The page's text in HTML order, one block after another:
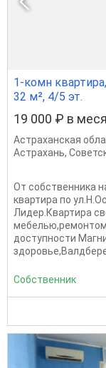
1-комн
32 м², 4/5 эт.
19 000 ₽ в
Астраханская
Астрахань,
От собственника
квартира по
Лидер.Квартира
доступности
Собственник